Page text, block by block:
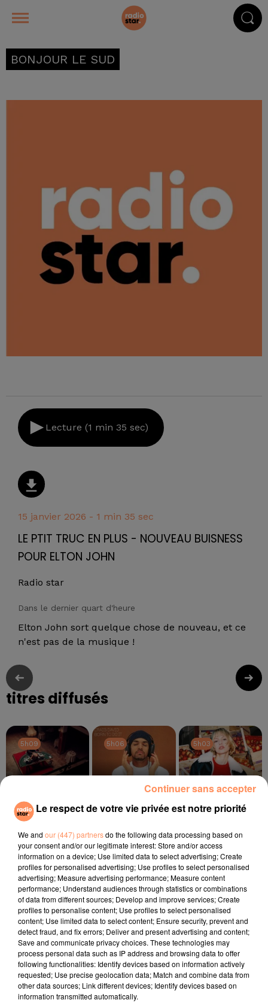
BONJOUR LE SUD
Lecture (1 min 35 sec)
15 janvier 2026 - 1 min 35 sec
LE PTIT TRUC EN PLUS - NOUVEAU BUISNESS
POUR ELTON JOHN
Radio star
Dans le dernier quart d'heure
Elton John sort quelque chose de nouveau, et ce
n'est pas de la musique !
titres diffusés
5h09
5h09
Girlfriend
5h06
5h06
7 Days
5h03
5h03
What You Want
l'horoscope
Bélier Taureau Gémeaux
Le respect de votre vie privée est notre priorité
We and our (447) partnersdo the following data processing based on
your consent and/or our legitimate interest: Store and/or access
information on a device; Use limited data to select advertising; Create
profiles for personalised advertising; Use profiles to select personalised
advertising; Measure advertising performance; Measure content
performance; Understand audiences through statistics or combinations
of data from different sources; Develop and improve services; Create
profiles to personalise content; Use profiles to select personalised
content; Use limited data to select content; Ensure security, prevent and
detect fraud, and fix errors; Deliver and present advertising and content;
Save and communicate privacy choices. These technologies may
process personal data such as IP address and browsing data to offer
following functionalities: Identify devices based on information actively
requested; Use precise geolocation data; Match and combine data from
other data sources; Link different devices; Identify devices based on
information transmitted automatically.
Continuer sans accepter